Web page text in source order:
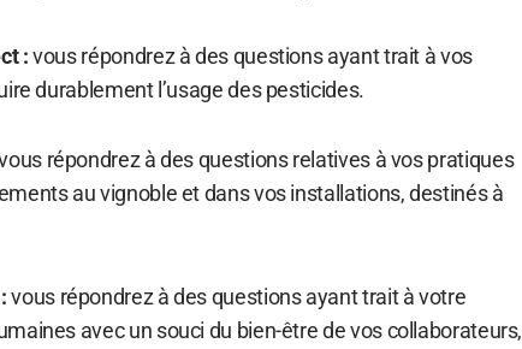
:vous répondrez à des questions ayant trait à vos
durablement l’usage des pesticides.
répondrez à des questions relatives à vos pratiques
au vignoble et dans vos installations, destinés à
vous répondrez à des questions ayant trait à votre
avec un souci du bien-être de vos collaborateurs,